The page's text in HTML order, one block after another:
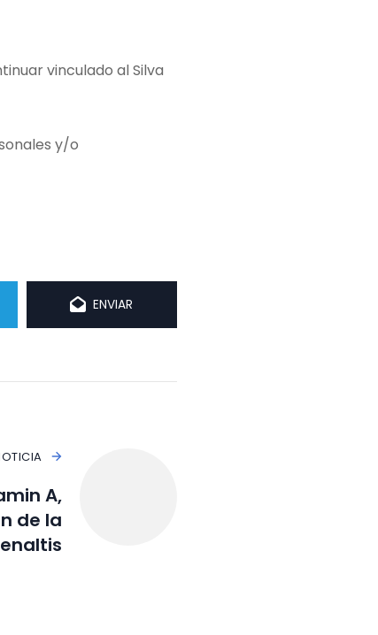
vinculado al Silva
y/o
ENVIAR
A,
de la